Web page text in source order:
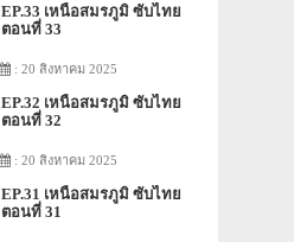
EP.33 เหนือสมรภูมิ ซับไทย
ตอนที่ 33
: 20 สิงหาคม 2025
EP.32 เหนือสมรภูมิ ซับไทย
ตอนที่ 32
: 20 สิงหาคม 2025
EP.31 เหนือสมรภูมิ ซับไทย
ตอนที่ 31